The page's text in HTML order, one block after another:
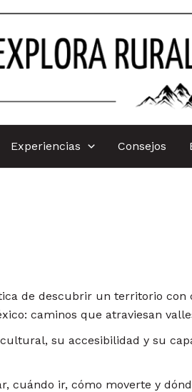
Experiencias Consejos
de descubrir un territorio con
caminos que atraviesan
su accesibilidad y su
cuándo ir, cómo moverte y